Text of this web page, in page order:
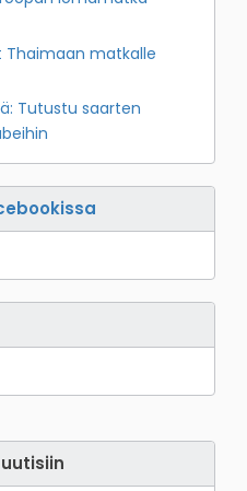
Thaimaan matkalle
Tutustu saarten